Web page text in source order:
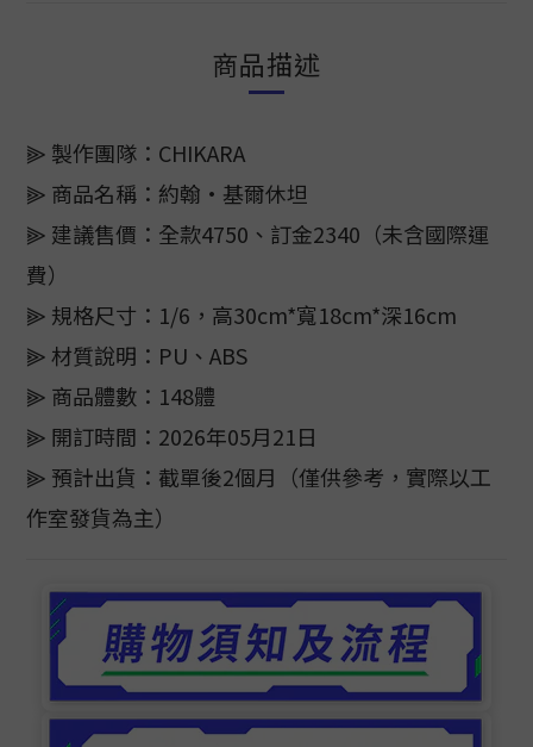
商品描述
⫸ 製作團隊：CHIKARA
⫸ 商品名稱：約翰·基爾休坦
⫸ 建議售價：全款4750、訂金2340（未含國際運
費）
⫸ 規格尺寸：1/6，高30cm*寬18cm*深16cm
⫸ 材質說明：PU、ABS
⫸ 商品體數：148體
⫸ 開訂時間：2026年05月21日
⫸ 預計出貨：截單後2個月（僅供參考，實際以工
作室發貨為主）